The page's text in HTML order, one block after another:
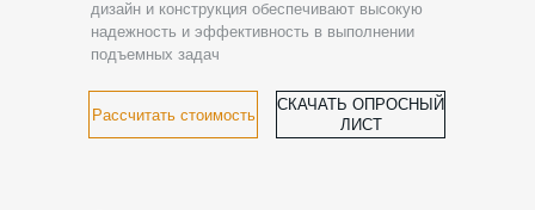
дизайн и конструкция обеспечивают высокую
надежность и эффективность в выполнении
подъемных задач
Рассчитать стоимость
СКАЧАТЬ ОПРОСНЫЙ
ЛИСТ